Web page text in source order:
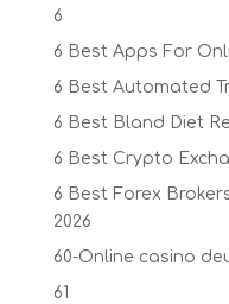
6
6 Best Apps For
6 Best Automated
6 Best Bland Diet
6 Best Crypto
6 Best Forex
2026
60-Online casino
61